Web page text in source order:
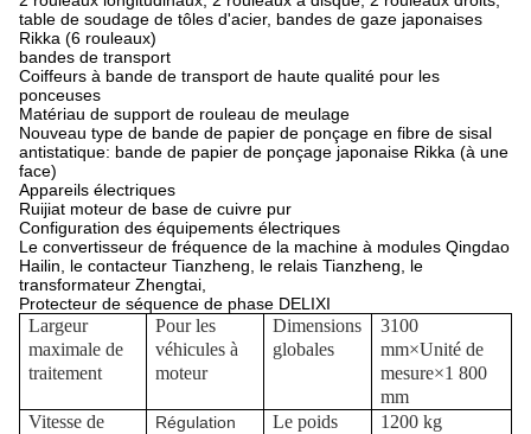
table de soudage de tôles d'acier, bandes de gaze japonaises
Rikka (6 rouleaux)
bandes de transport
Coiffeurs à bande de transport de haute qualité pour les
ponceuses
Matériau de support de rouleau de meulage
Nouveau type de bande de papier de ponçage en fibre de sisal
antistatique: bande de papier de ponçage japonaise Rikka (à une
face)
Appareils électriques
Ruijiat moteur de base de cuivre pur
Configuration des équipements électriques
Le convertisseur de fréquence de la machine à modules Qingdao
Hailin, le contacteur Tianzheng, le relais Tianzheng, le
transformateur Zhengtai,
Protecteur de séquence de phase DELIXI
Largeur
maximale de
traitement
Pour les
véhicules à
moteur
Dimensions
globales
3100
mm×Unité de
mesure×1 800
mm
Vitesse de
Régulation
Le poids 1200 kg